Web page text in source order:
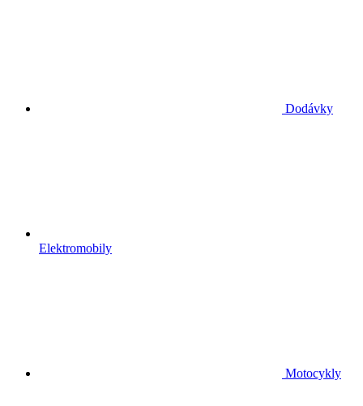
Dodávky
Elektromobily
Motocykly